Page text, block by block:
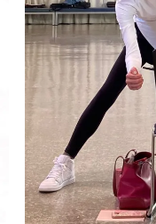
ミ
ン
ワ
ー
ク
シ
ョ
ッ
プ